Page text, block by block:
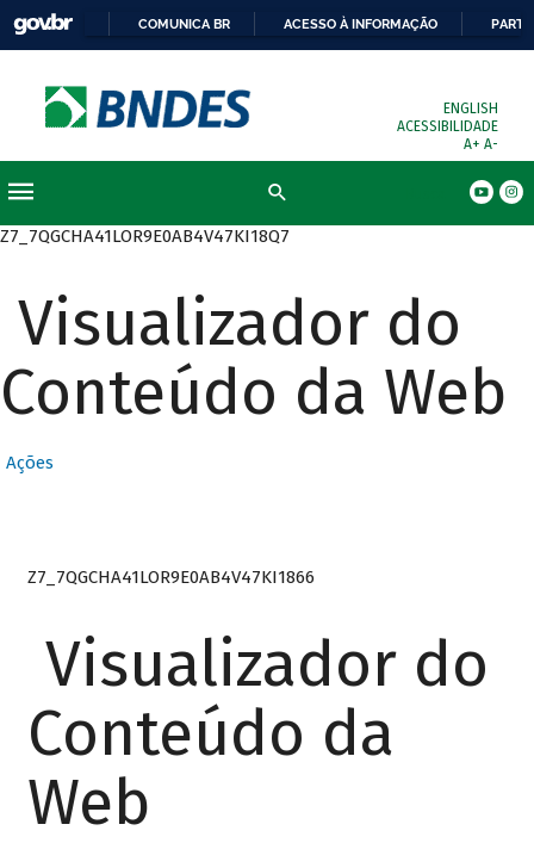
COMUNICA BR ACESSO À INFORMAÇÃO
ENGLISH
ACESSIBILIDADE
A+ A-
Z7_7QGCHA41LOR9E0AB4V47KI18Q7
Visualizador do
Conteúdo da Web
Ações
Z7_7QGCHA41LOR9E0AB4V47KI1866
Visualizador do
Conteúdo da
Web